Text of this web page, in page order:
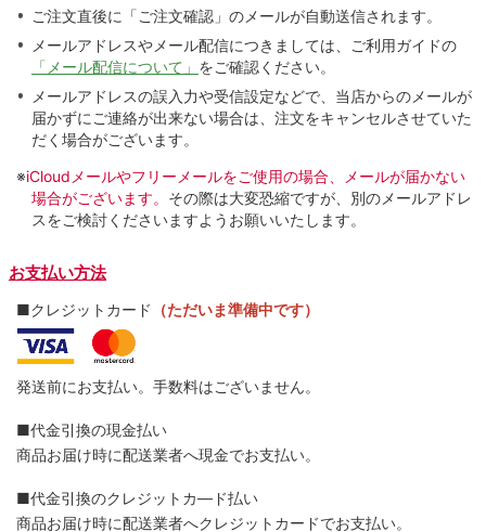
ご注文直後に「ご注文確認」のメールが自動送信されます。
メールアドレスやメール配信につきましては、ご利用ガイドの
「メール配信について」 をご確認ください。
メールアドレスの誤入力や受信設定などで、当店からのメールが
届かずにご連絡が出来ない場合は、注文をキャンセルさせていた
だく場合がございます。
※iCloudメールやフリーメールをご使用の場合、メールが届かない
場合がございます。 その際は大変恐縮ですが、別のメールアドレ
スをご検討くださいますようお願いいたします。
お支払い方法
■クレジットカード （ただいま準備中です）
発送前にお支払い。手数料はございません。
■代金引換の現金払い
商品お届け時に配送業者へ現金でお支払い。
■代金引換のクレジットカ―ド払い
商品お届け時に配送業者へクレジットカードでお支払い。